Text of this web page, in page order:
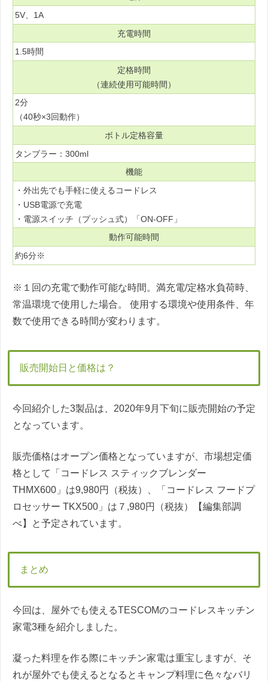
5V、1A
充電時間
1.5時間
定格時間
（連続使用可能時間）
2分
（40秒×3回動作）
ボトル定格容量
タンブラー：300ml
機能
・外出先でも手軽に使えるコードレス
・USB電源で充電
・電源スイッチ（プッシュ式）「ON-OFF」
動作可能時間
約6分※
※１回の充電で動作可能な時間。満充電/定格水負荷時、
常温環境で使用した場合。 使用する環境や使用条件、年
数で使用できる時間が変わります。
販売開始日と価格は？
今回紹介した3製品は、2020年9月下旬に販売開始の予定
となっています。
販売価格はオープン価格となっていますが、市場想定価
格として「コードレス スティックブレンダー
THMX600」は9,980円（税抜）、「コードレス フードプ
ロセッサー TKX500」は７,980円（税抜）【編集部調
べ】と予定されています。
まとめ
今回は、屋外でも使えるTESCOMのコードレスキッチン
家電3種を紹介しました。
凝った料理を作る際にキッチン家電は重宝しますが、そ
れが屋外でも使えるとなるとキャンプ料理に色々なバリ